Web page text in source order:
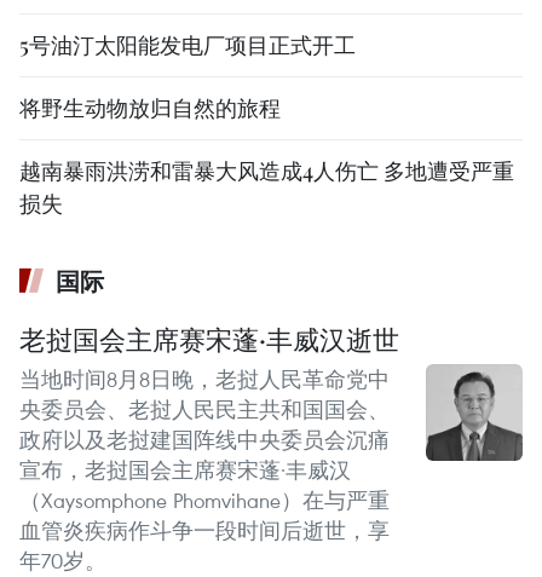
5号油汀太阳能发电厂项目正式开工
将野生动物放归自然的旅程
越南暴雨洪涝和雷暴大风造成4人伤亡 多地遭受严重
损失
国际
老挝国会主席赛宋蓬·丰威汉逝世
当地时间8月8日晚，老挝人民革命党中
央委员会、老挝人民民主共和国国会、
政府以及老挝建国阵线中央委员会沉痛
宣布，老挝国会主席赛宋蓬·丰威汉
（Xaysomphone Phomvihane）在与严重
血管炎疾病作斗争一段时间后逝世，享
年70岁。